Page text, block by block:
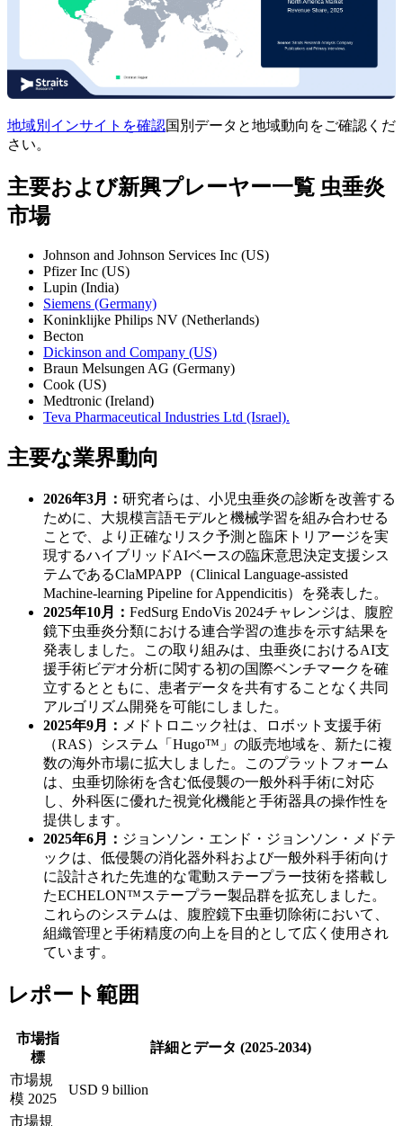
地域別インサイトを確認国別データと地域動向をご確認くだ
さい。
主要および新興プレーヤー一覧 虫垂炎
市場
Johnson and Johnson Services Inc (US)
Pfizer Inc (US)
Lupin (India)
Siemens (Germany)
Koninklijke Philips NV (Netherlands)
Becton
Dickinson and Company (US)
Braun Melsungen AG (Germany)
Cook (US)
Medtronic (Ireland)
Teva Pharmaceutical Industries Ltd (Israel).
主要な業界動向
2026年3月： 研究者らは、小児虫垂炎の診断を改善する
ために、大規模言語モデルと機械学習を組み合わせる
ことで、より正確なリスク予測と臨床トリアージを実
現するハイブリッドAIベースの臨床意思決定支援シス
テムであるClaMPAPP（Clinical Language-assisted
Machine-learning Pipeline for Appendicitis）を発表した。
2025年10月： FedSurg EndoVis 2024チャレンジは、腹腔
鏡下虫垂炎分類における連合学習の進歩を示す結果を
発表しました。この取り組みは、虫垂炎におけるAI支
援手術ビデオ分析に関する初の国際ベンチマークを確
立するとともに、患者データを共有することなく共同
アルゴリズム開発を可能にしました。
2025年9月： メドトロニック社は、ロボット支援手術
（RAS）システム「Hugo™」の販売地域を、新たに複
数の海外市場に拡大しました。このプラットフォーム
は、虫垂切除術を含む低侵襲の一般外科手術に対応
し、外科医に優れた視覚化機能と手術器具の操作性を
提供します。
2025年6月： ジョンソン・エンド・ジョンソン・メドテ
ックは、低侵襲の消化器外科および一般外科手術向け
に設計された先進的な電動ステープラー技術を搭載し
たECHELON™ステープラー製品群を拡充しました。
これらのシステムは、腹腔鏡下虫垂切除術において、
組織管理と手術精度の向上を目的として広く使用され
ています。
レポート範囲
市場指
標
詳細とデータ (2025-2034)
市場規
模 2025
USD 9 billion
市場規